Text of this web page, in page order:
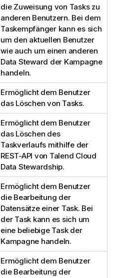
die Zuweisung von Tasks zu
anderen Benutzern. Bei dem
Taskempfänger kann es sich
um den aktuellen Benutzer
wie auch um einen anderen
Data Steward der Kampagne
handeln.
Ermöglicht dem Benutzer
das Löschen von Tasks.
Ermöglicht dem Benutzer
das Löschen des
Taskverlaufs mithilfe der
REST-API von Talend Cloud
Data Stewardship.
Ermöglicht dem Benutzer
die Bearbeitung der
Datensätze einer Task. Bei
der Task kann es sich um
eine beliebige Task der
Kampagne handeln.
Ermöglicht dem Benutzer
die Bearbeitung der